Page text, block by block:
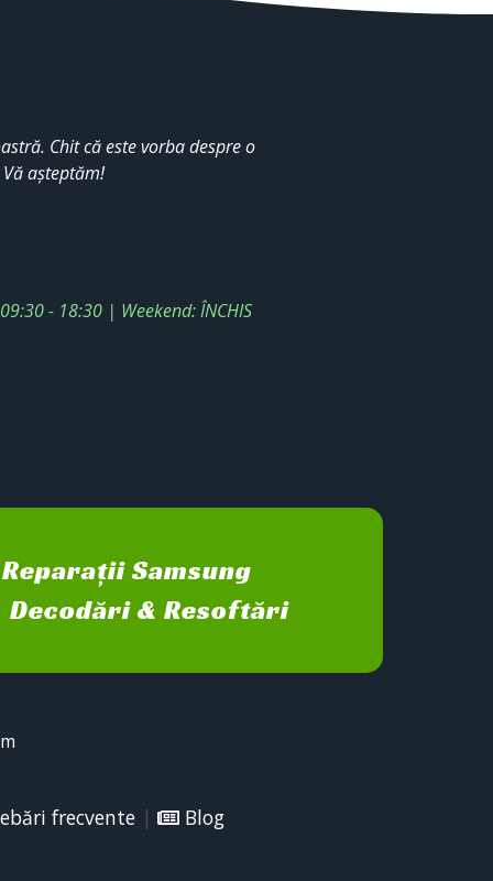
Chit că este vorba despre o
așteptăm!
- 18:30 | Weekend: ÎNCHIS
Reparații Samsung
Decodări & Resoftări
frecvente | Blog